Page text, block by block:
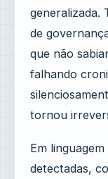
generalizada.
de
que não
falhando
tornou
Em
detectadas,